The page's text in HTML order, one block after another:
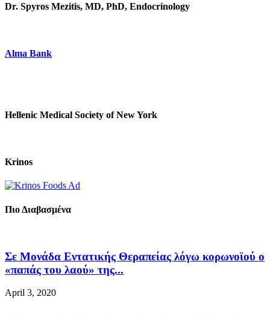
Dr. Spyros Mezitis, MD, PhD, Endocrinology
Alma Bank
Hellenic Medical Society of New York
Krinos
Πιο Διαβασμένα
Σε Μονάδα Εντατικής Θεραπείας λόγω κορωνοϊού ο
«παπάς του λαού» της...
April 3, 2020